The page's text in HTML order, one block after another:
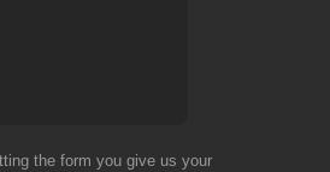
the form you give us your